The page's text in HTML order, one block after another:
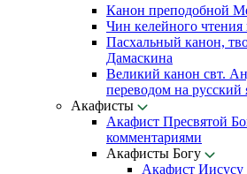
Канон преподобной
Чин келейного
Пасхальный канон,
Дамаскина
Великий канон свт.
переводом на русский
Акафисты
Акафист Пресвятой
комментариями
Акафисты Богу
Акафист